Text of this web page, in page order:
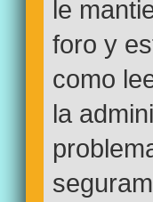
le
foro y
como
la